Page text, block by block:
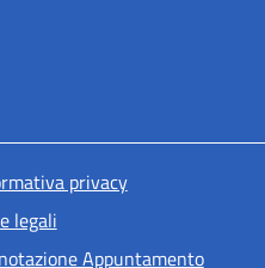
privacy
legali
Appuntamento